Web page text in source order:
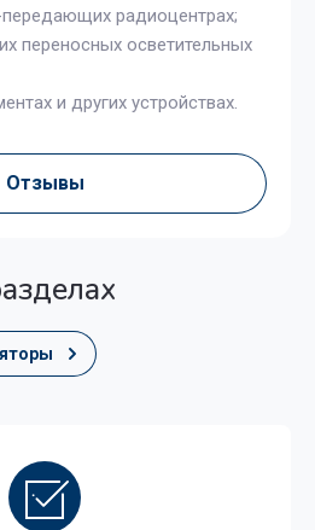
радиоцентрах;
переносных осветительных
и других устройствах.
Отзывы